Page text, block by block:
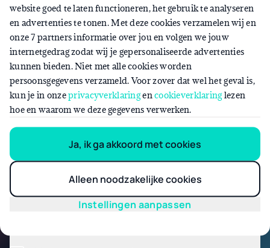
Rechtsvorm wijziging doorgeven
In contact met Hiltermann
website goed te laten functioneren, het gebruik te analyseren
en advertenties te tonen. Met deze cookies verzamelen wij en
onze 7 partners informatie over jou en volgen we jouw
internetgedrag zodat wij je gepersonaliseerde advertenties
kunnen bieden. Niet met alle cookies worden
persoonsgegevens verzameld. Voor zover dat wel het geval is,
kun je in onzeprivacyverklaringen cookieverklaringlezen
hoe en waarom we deze gegevens verwerken.
Ja, ik ga akkoord met cookies
Alleen noodzakelijke cookies
Instellingen aanpassen